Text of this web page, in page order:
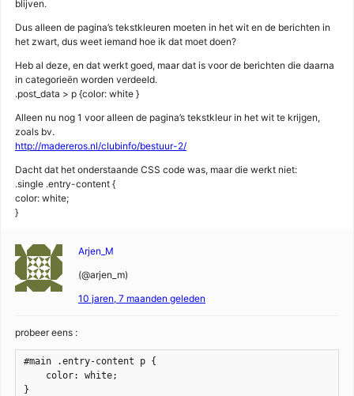
blijven.
Dus alleen de pagina’s tekstkleuren moeten in het wit en de berichten in
het zwart, dus weet iemand hoe ik dat moet doen?
Heb al deze, en dat werkt goed, maar dat is voor de berichten die daarna
in categorieën worden verdeeld.
.post_data > p {color: white }
Alleen nu nog 1 voor alleen de pagina’s tekstkleur in het wit te krijgen,
zoals bv.
http://madereros.nl/clubinfo/bestuur-2/
Dacht dat het onderstaande CSS code was, maar die werkt niet:
.single .entry-content {
color: white;
}
Arjen_M
(@arjen_m)
10 jaren, 7 maanden geleden
probeer eens :
#main .entry-content p {
    color: white;
}